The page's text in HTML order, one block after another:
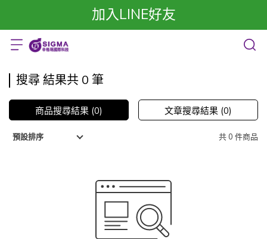
加入LINE好友
搜尋 結果共 0 筆
商品搜尋結果 (0) 文章搜尋結果 (0)
預設排序 共 0 件商品